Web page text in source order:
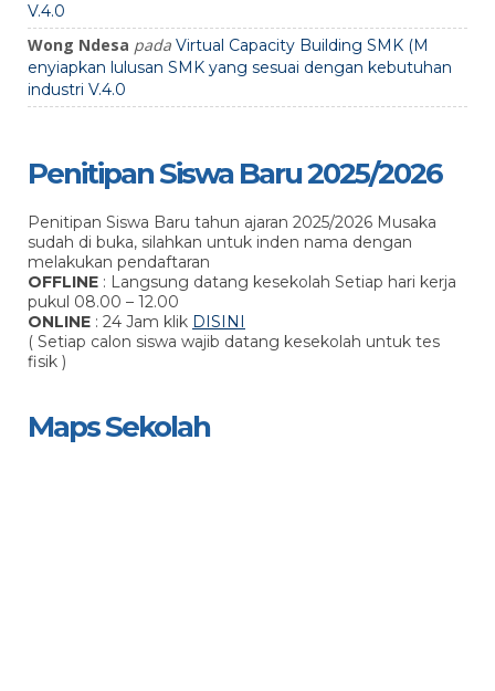
V.4.0
Wong Ndesa pada Virtual Capacity Building SMK (M
enyiapkan lulusan SMK yang sesuai dengan kebutuhan
industri V.4.0
Penitipan Siswa Baru 2025/2026
Penitipan Siswa Baru tahun ajaran 2025/2026 Musaka
sudah di buka, silahkan untuk inden nama dengan
melakukan pendaftaran
OFFLINE : Langsung datang kesekolah Setiap hari kerja
pukul 08.00 – 12.00
ONLINE : 24 Jam klik DISINI
( Setiap calon siswa wajib datang kesekolah untuk tes
fisik )
Maps Sekolah